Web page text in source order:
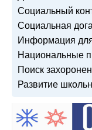
Социальный
Социальная
Информация
Национальные
Поиск
Развитие